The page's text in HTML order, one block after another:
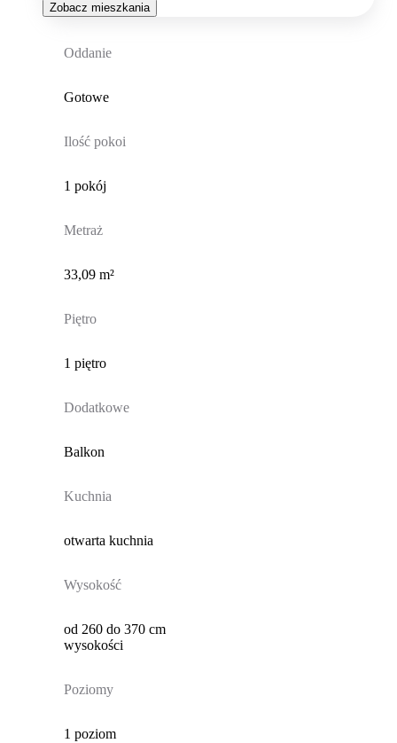
Zobacz mieszkania
Oddanie
Gotowe
Ilość pokoi
1 pokój
Metraż
33,09 m²
Piętro
1 piętro
Dodatkowe
Balkon
Kuchnia
otwarta kuchnia
Wysokość
od 260 do 370 cm
wysokości
Poziomy
1 poziom